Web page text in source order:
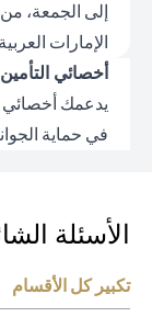
الإمارات
أخصائي التأمين
يدعمك أخصائي
في حماية
الأسئلة
تكبير كل الأقسام